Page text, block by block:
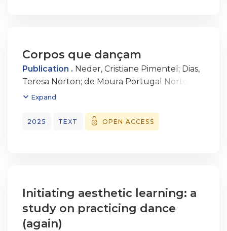
Corpos que dançam
Publication . Neder, Cristiane Pimentel ; Dias,
Teresa Norton; de Moura Portugal Norton
Dias, Teresa Maria
Expand
2025 TEXT OPEN ACCESS
Initiating aesthetic learning: a
study on practicing dance
(again)